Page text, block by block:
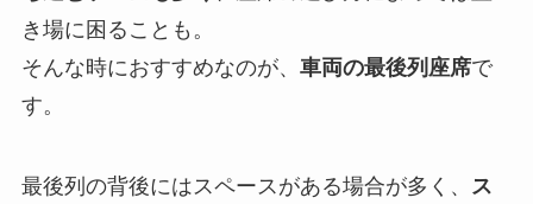
き場に困ることも。
そんな時におすすめなのが、 車両の最後列座席で
す。
最後列の背後にはスペースがある場合が多く、 ス